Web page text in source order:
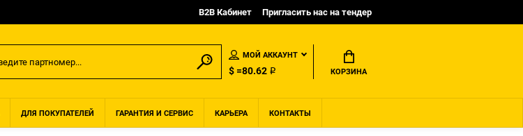
B2B Кабинет Пригласить нас на тендер
МОЙ АККАУНТ
$ =80.62 ₽ КОРЗИНА
ДЛЯ ПОКУПАТЕЛЕЙ ГАРАНТИЯ И СЕРВИС КАРЬЕРА КОНТАКТЫ